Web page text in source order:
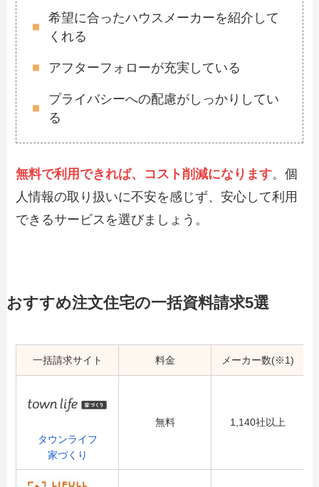
希望に合ったハウスメーカーを紹介して
くれる
アフターフォローが充実している
プライバシーへの配慮がしっかりしてい
る
無料で利用できれば、コスト削減になります。個
人情報の取り扱いに不安を感じず、安心して利用
できるサービスを選びましょう。
おすすめ注文住宅の一括資料請求5選
一括請求サイト 料金 メーカー数(※1)
タウンライフ
家づくり
無料 1,140社以上